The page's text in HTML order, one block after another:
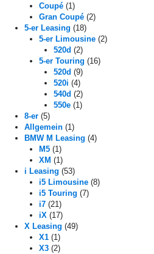
Coupé (1)
Gran Coupé (2)
5-er Leasing (18)
5-er Limousine (2)
520d (2)
5-er Touring (16)
520d (9)
520i (4)
540d (2)
550e (1)
8-er (5)
Allgemein (1)
BMW M Leasing (4)
M5 (1)
XM (1)
i Leasing (53)
i5 Limousine (8)
i5 Touring (7)
i7 (21)
iX (17)
X Leasing (49)
X1 (1)
X3 (2)